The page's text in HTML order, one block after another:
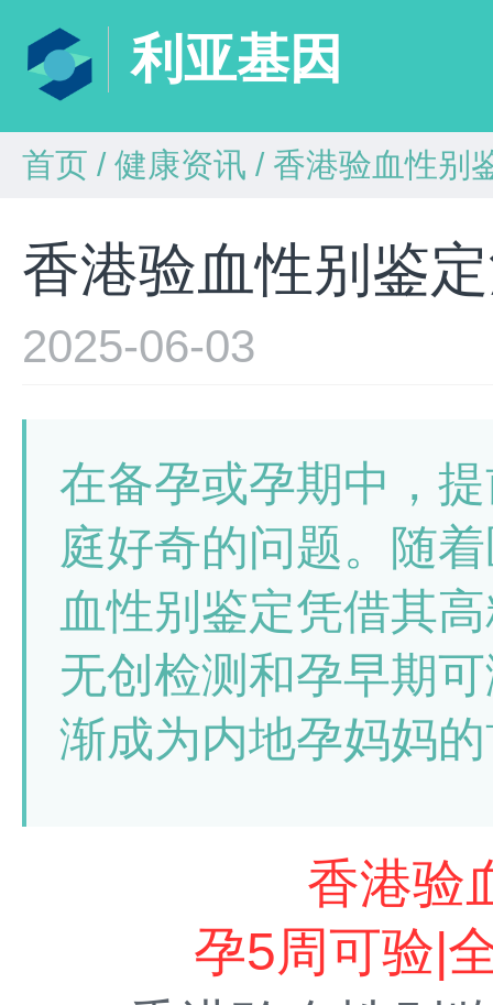
利亚基因
首页 / 健康资讯 / 香港验血性别
香港验血性别鉴
2025-06-03
在备孕或孕期中，
庭好奇的问题。随
血性别鉴定凭借其
无创检测和孕早期
渐成为内地孕妈妈
香港验
孕5周可验|全